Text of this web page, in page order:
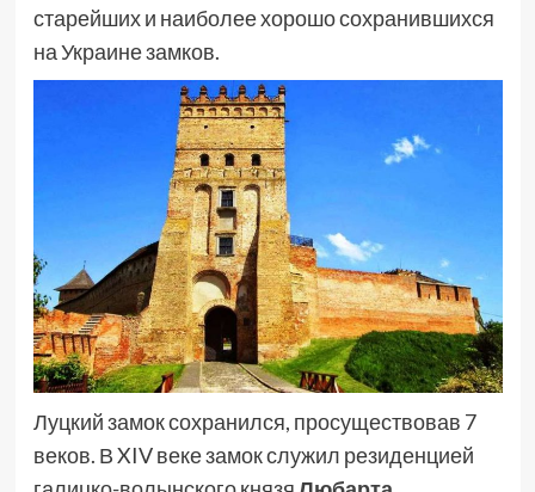
старейших и наиболее хорошо сохранившихся
на Украине замков.
Луцкий замок сохранился, просуществовав 7
веков. В XIV веке замок служил резиденцией